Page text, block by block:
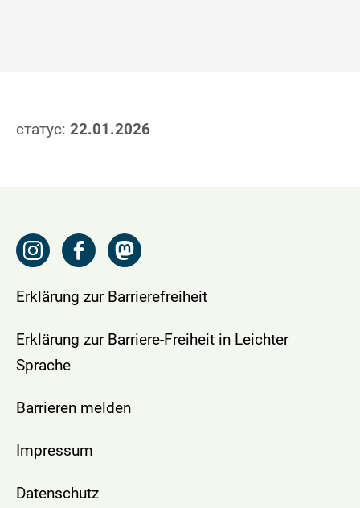
статус: 22.01.2026
Erklärung zur Barrierefreiheit
Erklärung zur Barriere-Freiheit in Leichter
Sprache
Barrieren melden
Impressum
Datenschutz